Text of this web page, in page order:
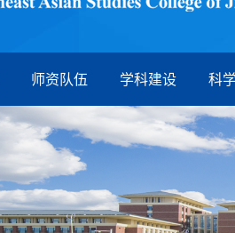
师资队伍 学科建设 科